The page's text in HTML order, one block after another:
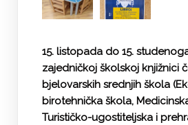
15. listopada do 15.
zajedničkoj školskoj knjižnici
bjelovarskih srednjih škola
birotehnička škola,
Turističko-ugostiteljska i